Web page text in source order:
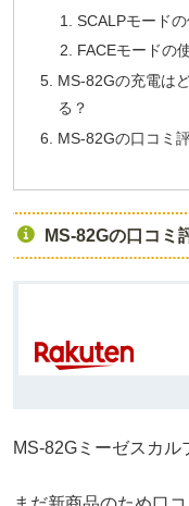
SCALPモードの
FACEモードの
MS-82Gの充電は
る？
MS-82Gの口コミ
MS-82Gの口コミ
MS-82Gミーゼスカ